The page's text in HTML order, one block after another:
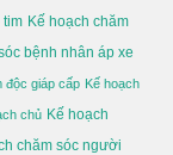
tim Kế hoạch chăm
bệnh nhân áp xe
độc giáp cấp Kế hoạch
chủ Kế hoạch
chăm sóc người